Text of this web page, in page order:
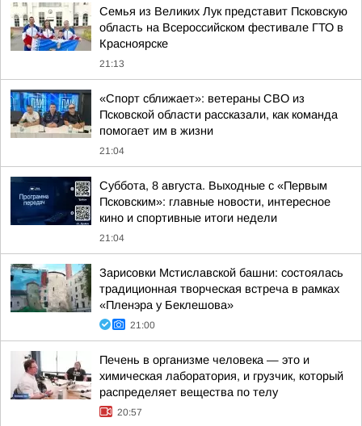
Семья из Великих Лук представит Псковскую
область на Всероссийском фестивале ГТО в
Красноярске
21:13
«Спорт сближает»: ветераны СВО из
Псковской области рассказали, как команда
помогает им в жизни
21:04
Суббота, 8 августа. Выходные с «Первым
Псковским»: главные новости, интересное
кино и спортивные итоги недели
21:04
Зарисовки Мстиславской башни: состоялась
традиционная творческая встреча в рамках
«Пленэра у Беклешова»
21:00
Печень в организме человека — это и
химическая лаборатория, и грузчик, который
распределяет вещества по телу
20:57